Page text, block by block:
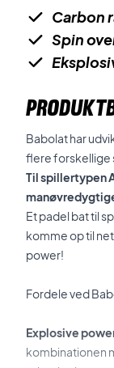
Carbon
Spin
Babolat har
flere forskellige
Til spillertypen
Et padel bat til
komme op til
power!
Fordele ved
Explosive
kombinationen